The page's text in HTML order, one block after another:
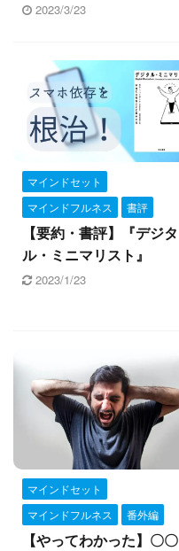
2023/3/23
マインドセット
マインドフルネス
書評
【要約・書評】『デジタ
ル・ミニマリスト』
2023/1/23
マインドセット
マインドフルネス
番外編
【やってわかった】〇〇